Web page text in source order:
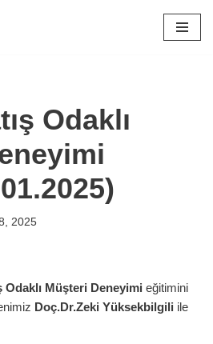
Odaklı
2025
Odaklı Müşteri Deneyimi eğitimini
Doç.Dr.Zeki Yüksekbilgili ile